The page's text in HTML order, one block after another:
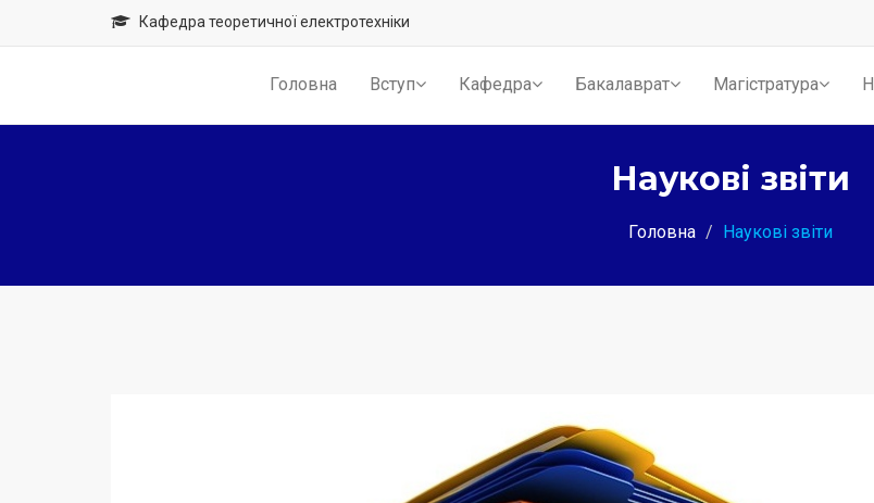
Кафедра теоретичної електротехніки
Головна Вступ Кафедра Бакалаврат Магістратура
Наукові звіти
Головна Наукові звіти